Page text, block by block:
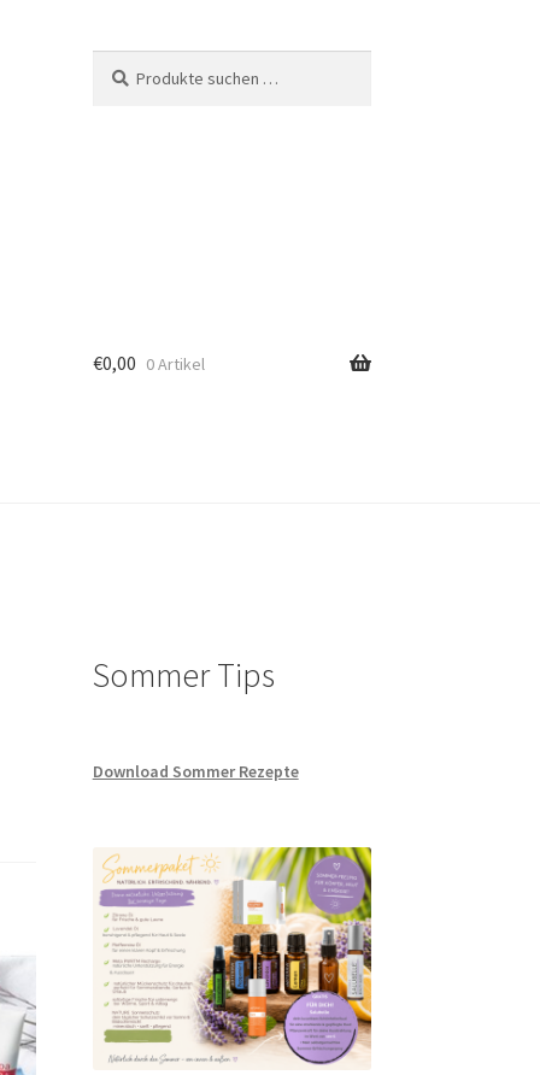
nach:
€0,00 0 Artikel
Sommer Tips
Download Sommer Rezepte